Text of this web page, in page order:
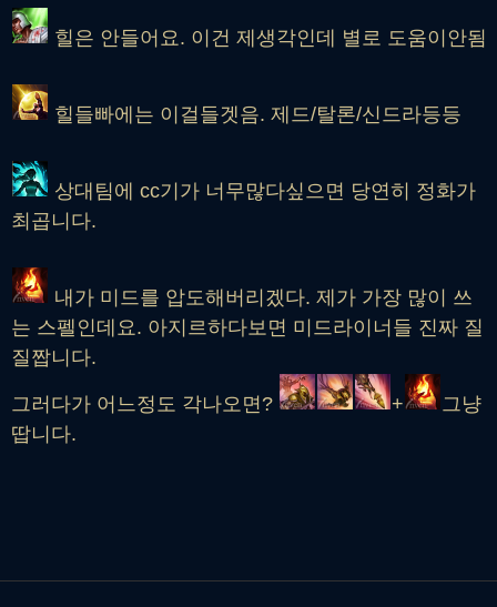
힐은 안들어요. 이건 제생각인데 별로 도움이안됨
힐들빠에는 이걸들겟음. 제드/탈론/신드라등등
상대팀에 cc기가 너무많다싶으면 당연히 정화가
최곱니다.
내가 미드를 압도해버리겠다. 제가 가장 많이 쓰
는 스펠인데요. 아지르하다보면 미드라이너들 진짜 질
질짭니다.
그러다가 어느정도 각나오면? +
그냥
땁니다.